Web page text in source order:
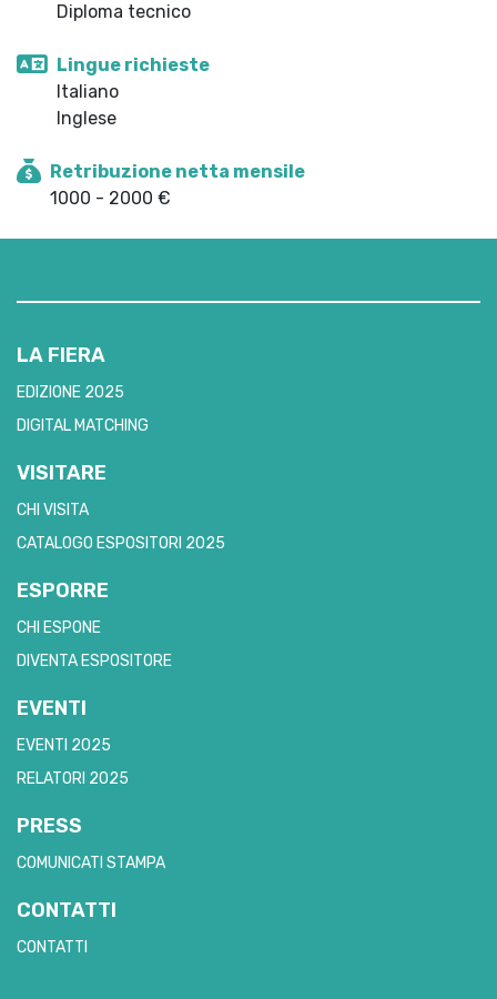
Diploma tecnico
Lingue richieste
Italiano
Inglese
Retribuzione netta mensile
1000 - 2000 €
LA FIERA
EDIZIONE 2025
DIGITAL MATCHING
VISITARE
CHI VISITA
CATALOGO ESPOSITORI 2025
ESPORRE
CHI ESPONE
DIVENTA ESPOSITORE
EVENTI
EVENTI 2025
RELATORI 2025
PRESS
COMUNICATI STAMPA
CONTATTI
CONTATTI